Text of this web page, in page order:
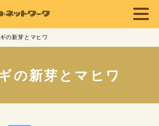
の新芽とマヒワ
の新芽とマヒワ